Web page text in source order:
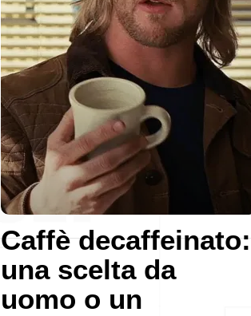
Caffè decaffeinato:
una scelta da
uomo o un